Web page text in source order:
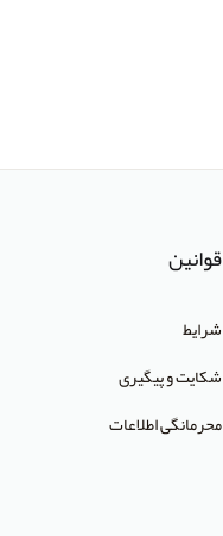
قوانین
شرایط
شکایت و پیگیری
محرمانگی اطلاعات